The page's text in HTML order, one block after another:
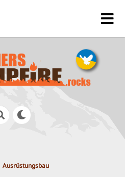
Ausrüstungsbau